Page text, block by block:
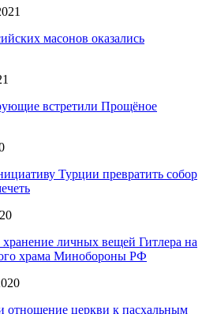
масонов оказались
встретили Прощёное
Турции превратить собор
личных вещей Гитлера на
храма Минобороны РФ
отношение церкви к пасхальным